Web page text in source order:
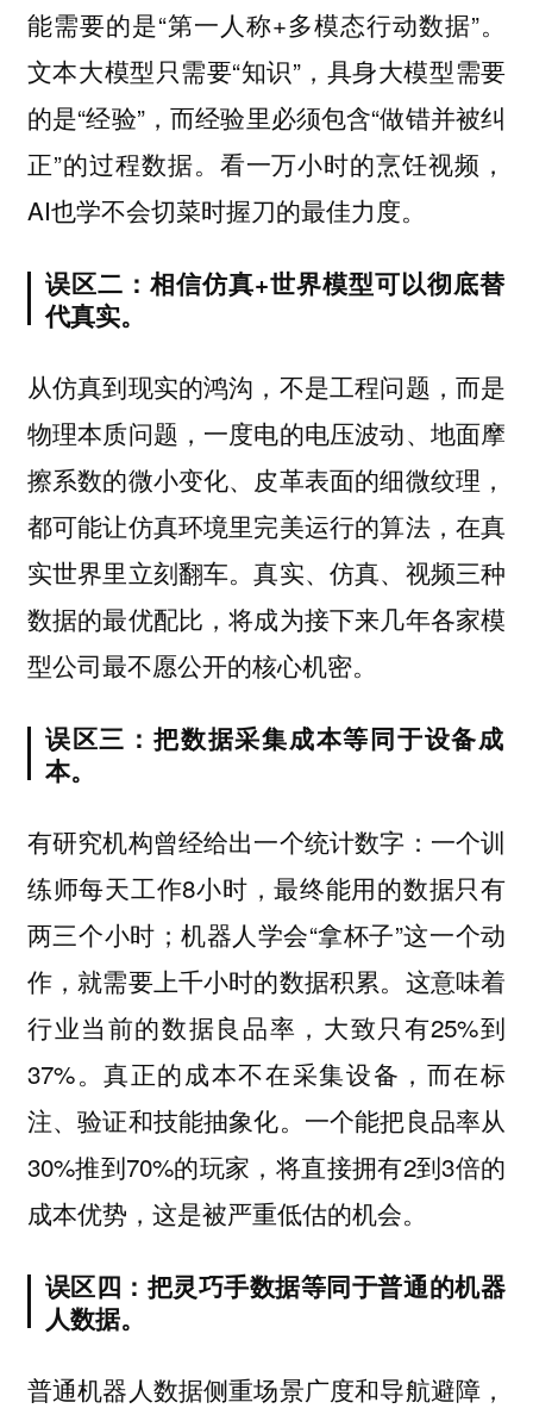
能需要的是“第一人称+多模态行动数据”。
文本大模型只需要“知识”，具身大模型需要
的是“经验”，而经验里必须包含“做错并被纠
正”的过程数据。看一万小时的烹饪视频，
AI也学不会切菜时握刀的最佳力度。
误区二：相信仿真+世界模型可以彻底替
代真实。
从仿真到现实的鸿沟，不是工程问题，而是
物理本质问题，一度电的电压波动、地面摩
擦系数的微小变化、皮革表面的细微纹理，
都可能让仿真环境里完美运行的算法，在真
实世界里立刻翻车。真实、仿真、视频三种
数据的最优配比，将成为接下来几年各家模
型公司最不愿公开的核心机密。
误区三：把数据采集成本等同于设备成
本。
有研究机构曾经给出一个统计数字：一个训
练师每天工作8小时，最终能用的数据只有
两三个小时；机器人学会“拿杯子”这一个动
作，就需要上千小时的数据积累。这意味着
行业当前的数据良品率，大致只有25%到
37%。真正的成本不在采集设备，而在标
注、验证和技能抽象化。一个能把良品率从
30%推到70%的玩家，将直接拥有2到3倍的
成本优势，这是被严重低估的机会。
误区四：把灵巧手数据等同于普通的机器
人数据。
普通机器人数据侧重场景广度和导航避障，